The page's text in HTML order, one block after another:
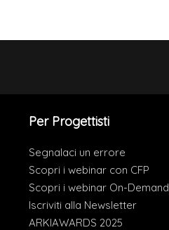
Per Progettisti
Segnalaci un errore
Scopri i webinar con CFP
Scopri i webinar On-Demand
Iscriviti alla Newsletter
ARKIAWARDS 2025